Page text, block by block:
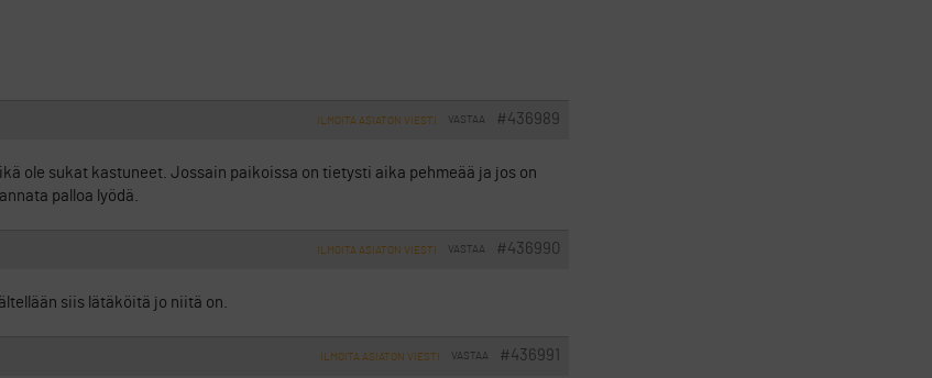
#436989
VASTAA
ILMOITA ASIATON VIESTI
ole sukat kastuneet. Jossain paikoissa on tietysti aika pehmeää ja jos on
palloa lyödä.
#436990
VASTAA
ILMOITA ASIATON VIESTI
siis lätäköitä jo niitä on.
#436991
VASTAA
ILMOITA ASIATON VIESTI